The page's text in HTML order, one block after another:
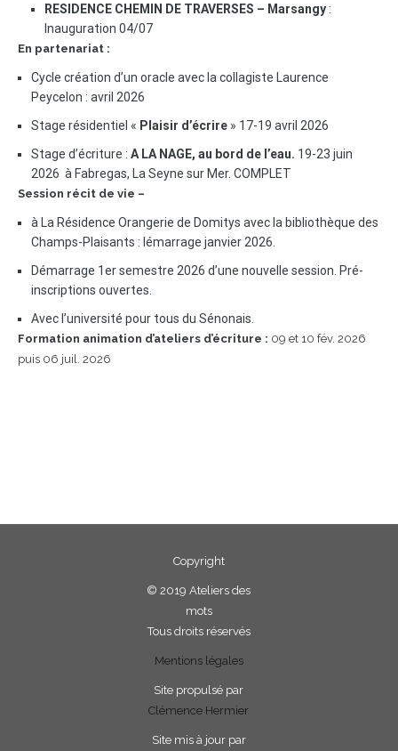
RESIDENCE CHEMIN DE TRAVERSES – Marsangy :
Inauguration 04/07
En partenariat :
Cycle création d’un oracle avec la collagiste Laurence
Peycelon : avril 2026
Stage résidentiel « Plaisir d’écrire » 17-19 avril 2026
Stage d’écriture : A LA NAGE, au bord de l’eau. 19-23 juin
2026 à Fabregas, La Seyne sur Mer. COMPLET
Session récit de vie –
à La Résidence Orangerie de Domitys avec la bibliothèque des
Champs-Plaisants : lémarrage janvier 2026.
Démarrage 1er semestre 2026 d’une nouvelle session. Pré-
inscriptions ouvertes.
Avec l’université pour tous du Sénonais.
Formation animation d’ateliers d’écriture : 09 et 10 fév. 2026
puis 06 juil. 2026
Copyright
© 2019 Ateliers des
mots
Tous droits réservés
Mentions légales
Site propulsé par
Clémence Hermier
Site mis à jour par